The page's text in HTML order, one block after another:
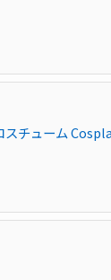
スチューム